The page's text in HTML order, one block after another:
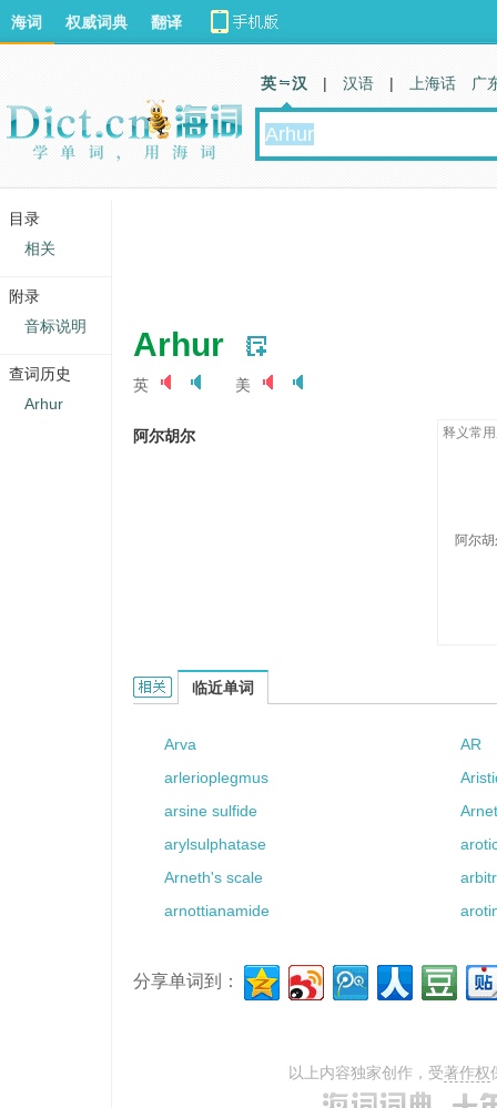
Arhur
英 美
阿尔胡尔 释义常
阿尔
Arhur的相关资料：
临近单词
Arva
AR
arlerioplegmus
arsine sulfide
arylsulphatase
Arneth's scale
arnottianamide
分享单词到：
以上内容独家创作，受著作权
海词 权威词典 翻译
英 汉 | 汉语 | 上海话 广
目录
相关
附录
音标说明
查词历史
Arhur